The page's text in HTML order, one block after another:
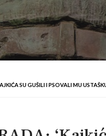
SU GUŠILI I PSOVALI MU